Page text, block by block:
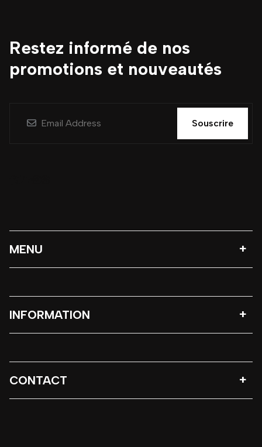
Restez informé de nos
promotions et nouveautés
Souscrire
MENU
INFORMATION
CONTACT